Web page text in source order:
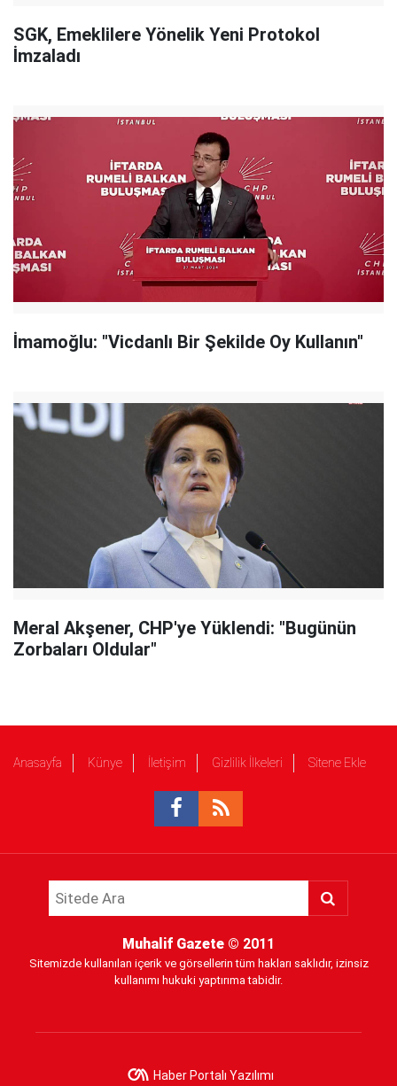
SGK, Emeklilere Yönelik Yeni Protokol
İmzaladı
İmamoğlu: "Vicdanlı Bir Şekilde Oy Kullanın"
Meral Akşener, CHP'ye Yüklendi: "Bugünün
Zorbaları Oldular"
Anasayfa Künye İletişim Gizlilik İlkeleri Sitene Ekle
Muhalif Gazete © 2011
Sitemizde kullanılan içerik ve görsellerin tüm hakları saklıdır, izinsiz
kullanımı hukuki yaptırıma tabidir.
Haber Portalı Yazılımı